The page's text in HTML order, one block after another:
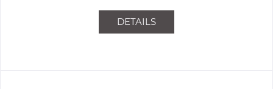
DETAILS